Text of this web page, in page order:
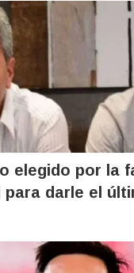
elegido por la
para darle el